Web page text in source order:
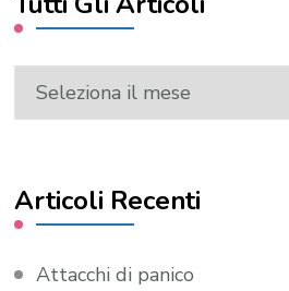
Tutti
Gli
Articoli Recenti
Attacchi di panico